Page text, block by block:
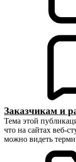
Заказчикам и
Тема этой
что на сайтах веб-
можно видеть